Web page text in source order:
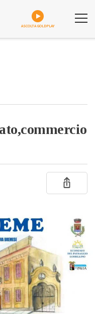
ASCOLTA GOLDPLAY